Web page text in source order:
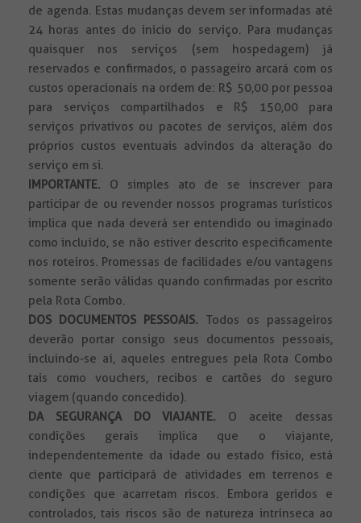
de agenda. Estas mudanças devem ser informadas até
24 horas antes do inicio do serviço. Para mudanças
quaisquer nos serviços (sem hospedagem) já
reservados e confirmados, o passageiro arcará com os
custos operacionais na ordem de: R$ 50,00 por pessoa
para serviços compartilhados e R$ 150,00 para
serviços privativos ou pacotes de serviços, além dos
próprios custos eventuais advindos da alteração do
serviço em si.
IMPORTANTE. O simples ato de se inscrever para
participar de ou revender nossos programas turísticos
implica que nada deverá ser entendido ou imaginado
como incluído, se não estiver descrito especificamente
nos roteiros. Promessas de facilidades e/ou vantagens
somente serão válidas quando confirmadas por escrito
pela Rota Combo.
DOS DOCUMENTOS PESSOAIS. Todos os passageiros
deverão portar consigo seus documentos pessoais,
incluindo-se aí, aqueles entregues pela Rota Combo
tais como vouchers, recibos e cartões do seguro
viagem (quando concedido).
DA SEGURANÇA DO VIAJANTE. O aceite dessas
condições gerais implica que o viajante,
independentemente da idade ou estado físico, está
ciente que participará de atividades em terrenos e
condições que acarretam riscos. Embora geridos e
controlados, tais riscos são de natureza intrínseca ao